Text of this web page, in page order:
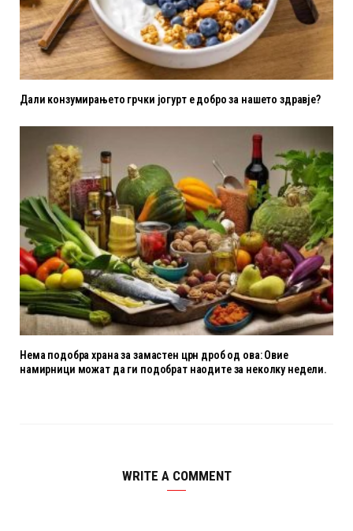
Дали конзумирањето грчки јогурт е добро за нашето здравје?
Нема подобра храна за замастен црн дроб од ова: Овие
намирници можат да ги подобрат наодите за неколку недели.
WRITE A COMMENT